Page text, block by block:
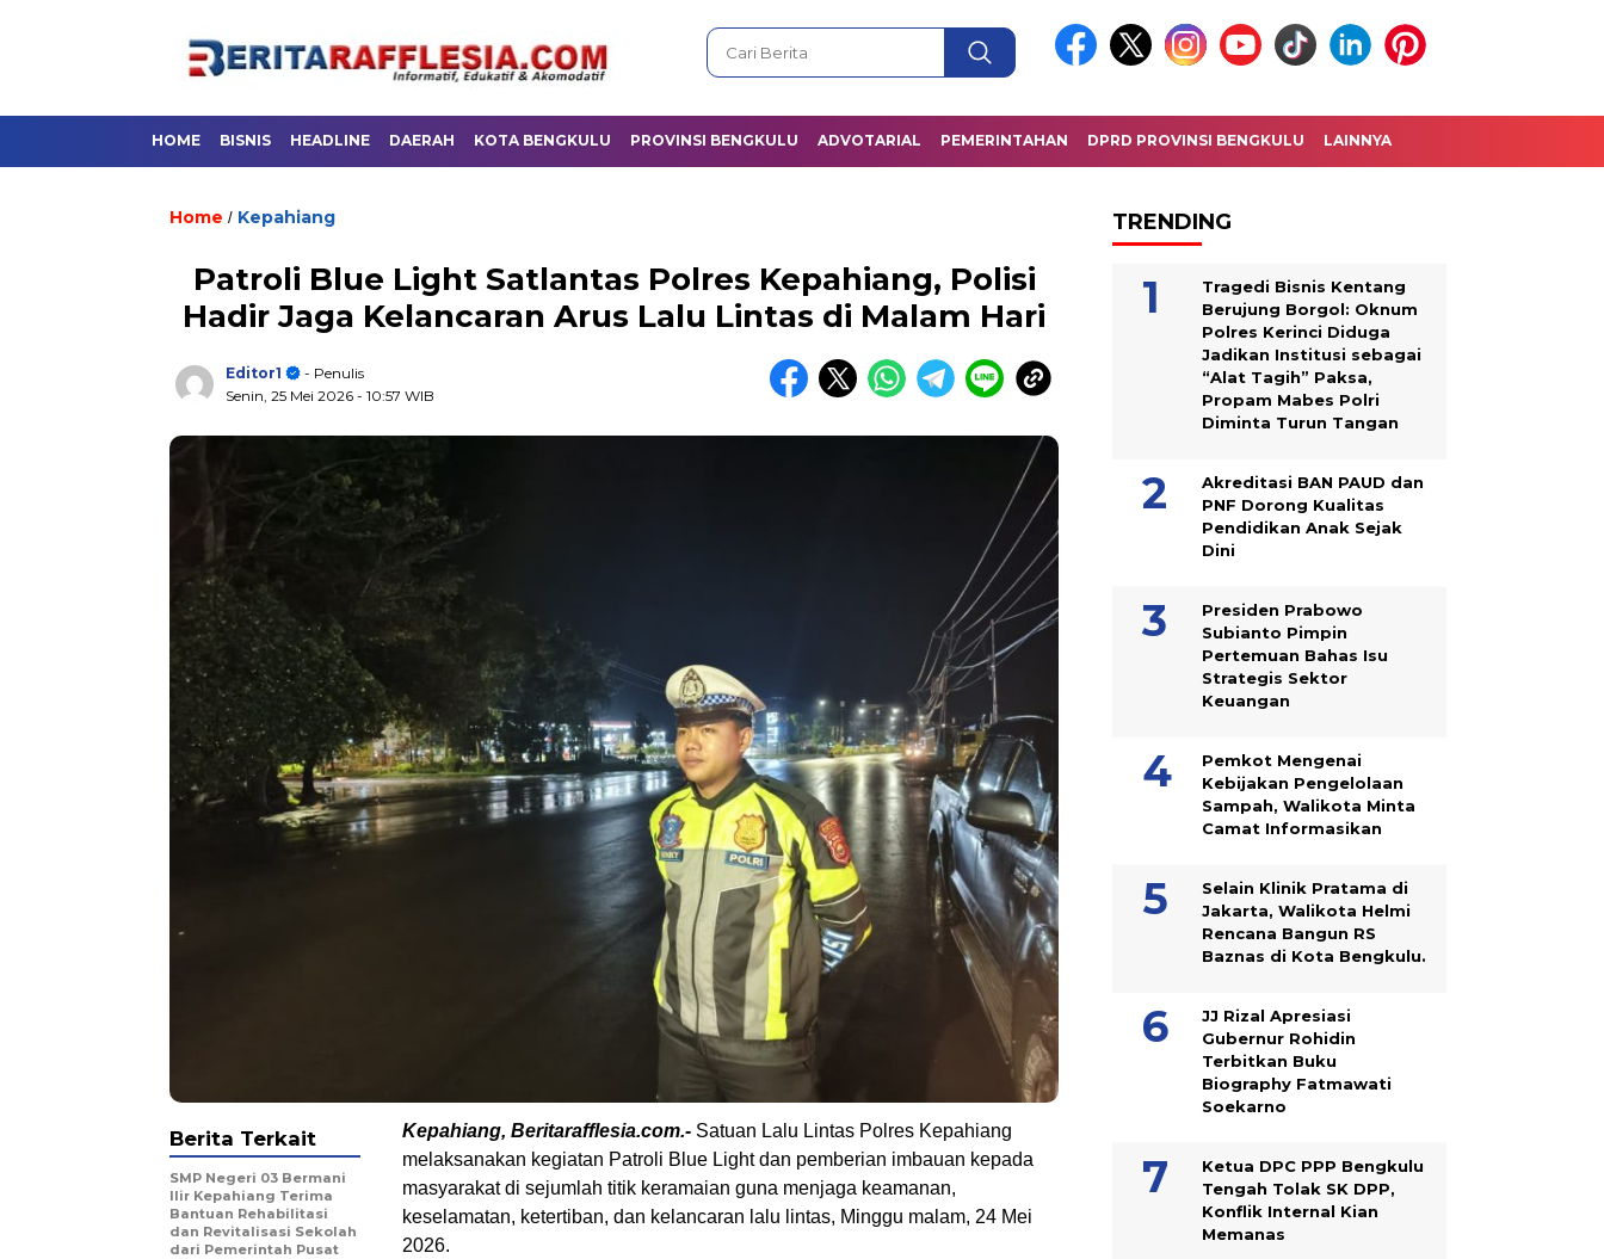
HOME BISNIS HEADLINE DAERAH KOTA BENGKULU PROVINSI BENGKULU ADVOTARIAL PEMERINTAHAN DPRD PROVINSI BENGKULU LAINNYA
Home / Kepahiang
Patroli Blue Light Satlantas Polres Kepahiang, Polisi
Hadir Jaga Kelancaran Arus Lalu Lintas di Malam Hari
Editor1
- Penulis
Senin, 25 Mei 2026 - 10:57 WIB
Kepahiang, Beritarafflesia.com.- Satuan Lalu Lintas Polres Kepahiang
melaksanakan kegiatan Patroli Blue Light dan pemberian imbauan kepada
masyarakat di sejumlah titik keramaian guna menjaga keamanan,
keselamatan, ketertiban, dan kelancaran lalu lintas, Minggu malam, 24 Mei
2026.
Berita Terkait
SMP Negeri 03 Bermani
Ilir Kepahiang Terima
Bantuan Rehabilitasi
dan Revitalisasi Sekolah
dari Pemerintah Pusat
TRENDING
Tragedi Bisnis Kentang
Berujung Borgol: Oknum
Polres Kerinci Diduga
Jadikan Institusi sebagai
“Alat Tagih” Paksa,
Propam Mabes Polri
Diminta Turun Tangan
Akreditasi BAN PAUD dan
PNF Dorong Kualitas
Pendidikan Anak Sejak
Dini
Presiden Prabowo
Subianto Pimpin
Pertemuan Bahas Isu
Strategis Sektor
Keuangan
Pemkot Mengenai
Kebijakan Pengelolaan
Sampah, Walikota Minta
Camat Informasikan
Selain Klinik Pratama di
Jakarta, Walikota Helmi
Rencana Bangun RS
Baznas di Kota Bengkulu.
JJ Rizal Apresiasi
Gubernur Rohidin
Terbitkan Buku
Biography Fatmawati
Soekarno
Ketua DPC PPP Bengkulu
Tengah Tolak SK DPP,
Konflik Internal Kian
Memanas